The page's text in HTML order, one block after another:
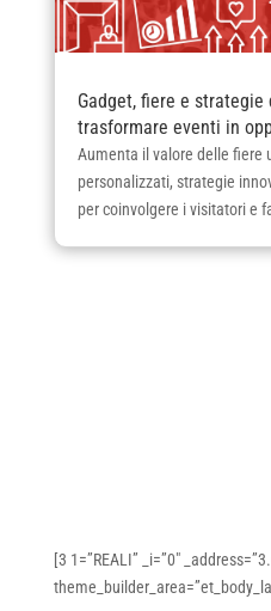
Gadget, fiere e strategie
trasformare eventi in
Aumenta il valore delle fiere
personalizzati, strategie
per coinvolgere i visitatori e
[3 1=”REALI” _i=”0″